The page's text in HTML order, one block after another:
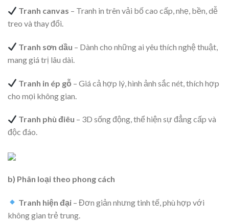
Tranh canvas – Tranh in trên vải bố cao cấp, nhẹ, bền, dễ
treo và thay đổi.
Tranh sơn dầu – Dành cho những ai yêu thích nghệ thuật,
mang giá trị lâu dài.
Tranh in ép gỗ – Giá cả hợp lý, hình ảnh sắc nét, thích hợp
cho mọi không gian.
Tranh phù điêu – 3D sống động, thể hiện sự đẳng cấp và
độc đáo.
b) Phân loại theo phong cách
Tranh hiện đại – Đơn giản nhưng tinh tế, phù hợp với
không gian trẻ trung.